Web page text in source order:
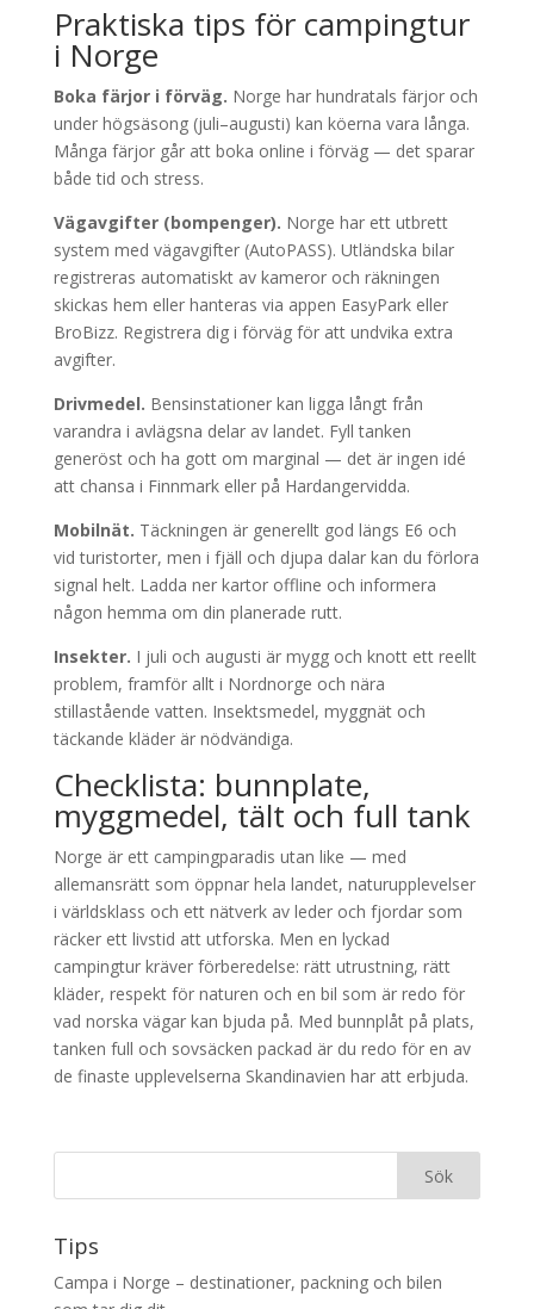
Praktiska tips för campingtur
i Norge
Boka färjor i förväg. Norge har hundratals färjor och
under högsäsong (juli–augusti) kan köerna vara långa.
Många färjor går att boka online i förväg — det sparar
både tid och stress.
Vägavgifter (bompenger). Norge har ett utbrett
system med vägavgifter (AutoPASS). Utländska bilar
registreras automatiskt av kameror och räkningen
skickas hem eller hanteras via appen EasyPark eller
BroBizz. Registrera dig i förväg för att undvika extra
avgifter.
Drivmedel. Bensinstationer kan ligga långt från
varandra i avlägsna delar av landet. Fyll tanken
generöst och ha gott om marginal — det är ingen idé
att chansa i Finnmark eller på Hardangervidda.
Mobilnät. Täckningen är generellt god längs E6 och
vid turistorter, men i fjäll och djupa dalar kan du förlora
signal helt. Ladda ner kartor offline och informera
någon hemma om din planerade rutt.
Insekter. I juli och augusti är mygg och knott ett reellt
problem, framför allt i Nordnorge och nära
stillastående vatten. Insektsmedel, myggnät och
täckande kläder är nödvändiga.
Checklista: bunnplate,
myggmedel, tält och full tank
Norge är ett campingparadis utan like — med
allemansrätt som öppnar hela landet, naturupplevelser
i världsklass och ett nätverk av leder och fjordar som
räcker ett livstid att utforska. Men en lyckad
campingtur kräver förberedelse: rätt utrustning, rätt
kläder, respekt för naturen och en bil som är redo för
vad norska vägar kan bjuda på. Med bunnplåt på plats,
tanken full och sovsäcken packad är du redo för en av
de finaste upplevelserna Skandinavien har att erbjuda.
Tips
Campa i Norge – destinationer, packning och bilen